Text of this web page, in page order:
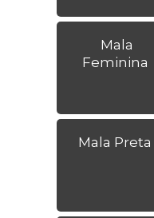
Mala
Feminina
Mala Preta